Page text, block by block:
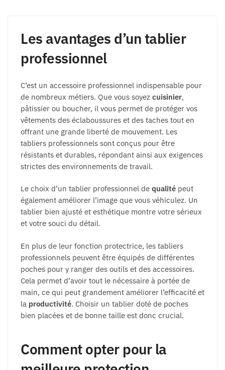
produit
du
produit
Les avantages d’un tablier
professionnel
C’est un accessoire professionnel indispensable pour
de nombreux métiers. Que vous soyez cuisinier,
pâtissier ou boucher, il vous permet de protéger vos
vêtements des éclaboussures et des taches tout en
offrant une grande liberté de mouvement. Les
tabliers professionnels sont conçus pour être
résistants et durables, répondant ainsi aux exigences
strictes des environnements de travail.
Le choix d’un tablier professionnel de qualité peut
également améliorer l’image que vous véhiculez. Un
tablier bien ajusté et esthétique montre votre sérieux
et votre souci du détail.
En plus de leur fonction protectrice, les tabliers
professionnels peuvent être équipés de différentes
poches pour y ranger des outils et des accessoires.
Cela permet d’avoir tout le nécessaire à portée de
main, ce qui peut grandement améliorer l’efficacité et
la productivité. Choisir un tablier doté de poches
bien placées et de bonne taille est donc crucial.
Comment opter pour la